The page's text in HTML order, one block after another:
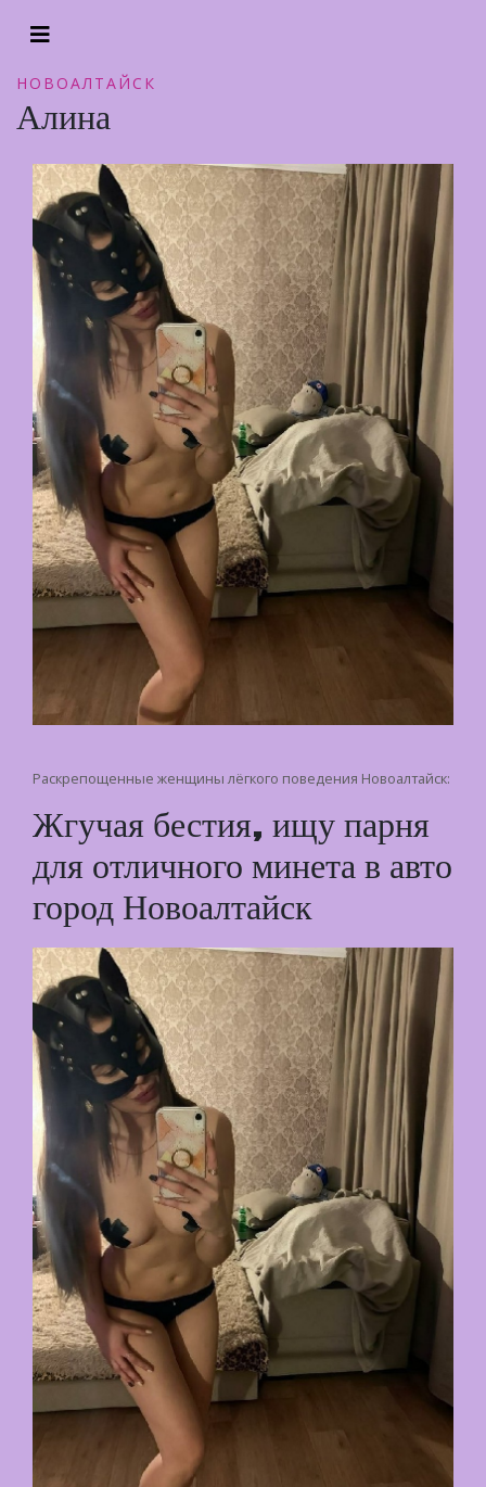
НОВОАЛТАЙСК
Алина
Раскрепощенные женщины лёгкого поведения Новоалтайск:
Жгучая бестия, ищу парня
для отличного минета в авто
город Новоалтайск